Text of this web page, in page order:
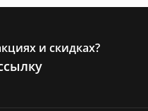
и скидках?